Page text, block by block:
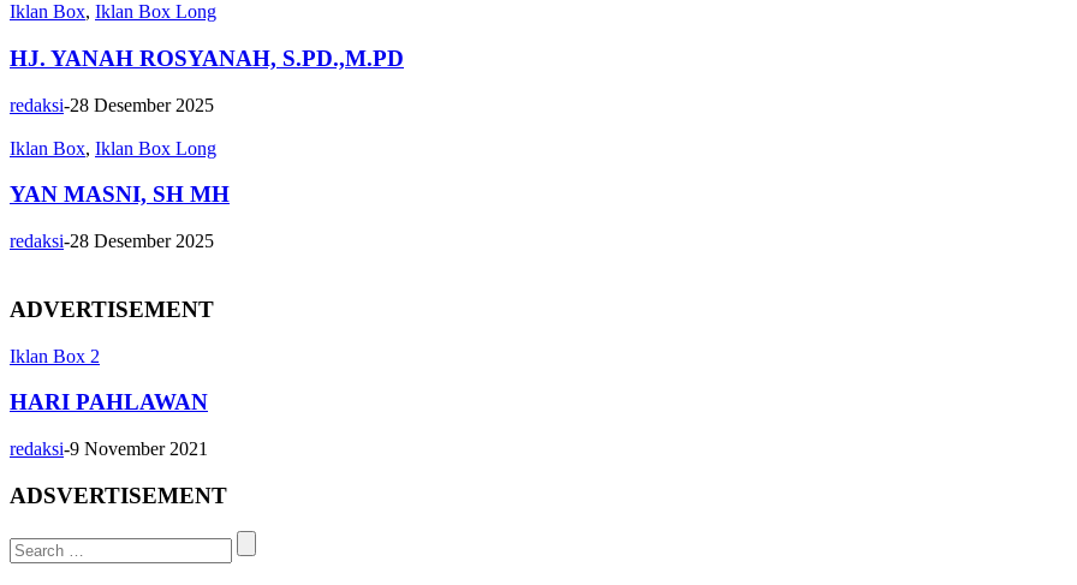
Iklan Box, Iklan Box Long
HJ. YANAH ROSYANAH, S.PD.,M.PD
redaksi-28 Desember 2025
Iklan Box, Iklan Box Long
YAN MASNI, SH MH
redaksi-28 Desember 2025
ADVERTISEMENT
Iklan Box 2
HARI PAHLAWAN
redaksi-9 November 2021
ADSVERTISEMENT
Search
for: